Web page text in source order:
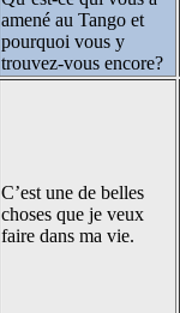
amené au Tango et
pourquoi vous y
trouvez-vous encore?
C’est une de belles
choses que je veux
faire dans ma vie.